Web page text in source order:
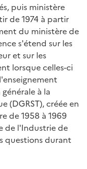
puis ministère
de 1974 à partir
du ministère de
s'étend sur les
et sur les
lorsque celles-ci
à la
(DGRST), créée en
de 1958 à 1969
de l'Industrie de
questions durant